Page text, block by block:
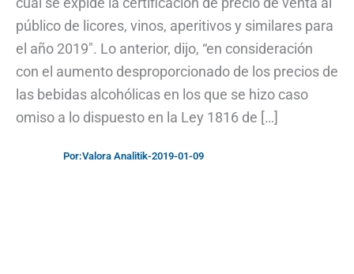
público de licores, vinos, aperitivos y similares para
el año 2019″. Lo anterior, dijo, “en consideración
con el aumento desproporcionado de los precios de
las bebidas alcohólicas en los que se hizo caso
omiso a lo dispuesto en la Ley 1816 de […]
Por:Valora Analitik-2019-01-09